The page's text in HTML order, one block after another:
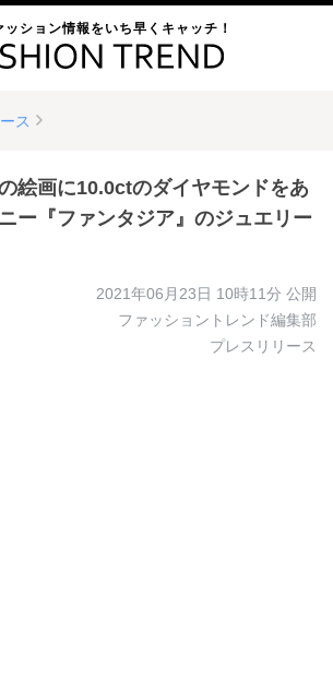
ッション情報をいち早くキャッチ！
ス
絵画に10.0ctのダイヤモンドをあ
ー『ファンタジア』のジュエリー
2021年06月23日 10時11分 公開
ファッショントレンド編集部
プレスリリース